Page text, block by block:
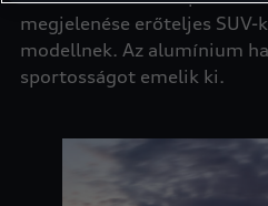
megjelenése erőteljes
modellnek. Az alumínium
sportosságot emelik ki.